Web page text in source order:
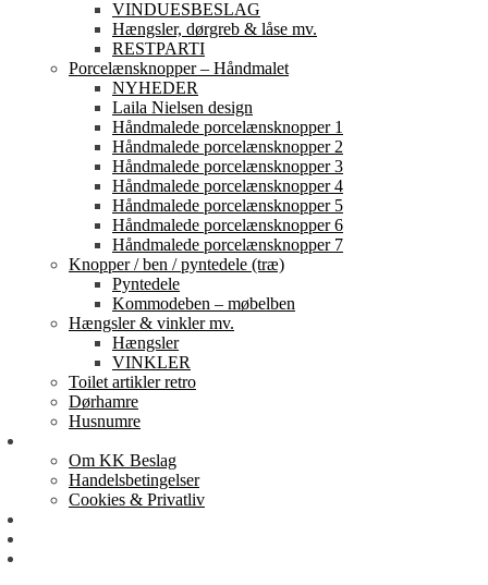
VINDUESBESLAG
Hængsler, dørgreb & låse mv.
RESTPARTI
Porcelænsknopper – Håndmalet
NYHEDER
Laila Nielsen design
Håndmalede porcelænsknopper 1
Håndmalede porcelænsknopper 2
Håndmalede porcelænsknopper 3
Håndmalede porcelænsknopper 4
Håndmalede porcelænsknopper 5
Håndmalede porcelænsknopper 6
Håndmalede porcelænsknopper 7
Knopper / ben / pyntedele (træ)
Pyntedele
Kommodeben – møbelben
Hængsler & vinkler mv.
Hængsler
VINKLER
Toilet artikler retro
Dørhamre
Husnumre
Om KK Beslag
Handelsbetingelser
Cookies & Privatliv